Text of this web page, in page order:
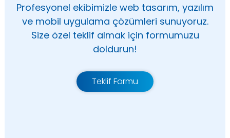
Profesyonel ekibimizle web tasarım, yazılım
ve mobil uygulama çözümleri sunuyoruz.
Size özel teklif almak için formumuzu
doldurun!
Teklif Formu